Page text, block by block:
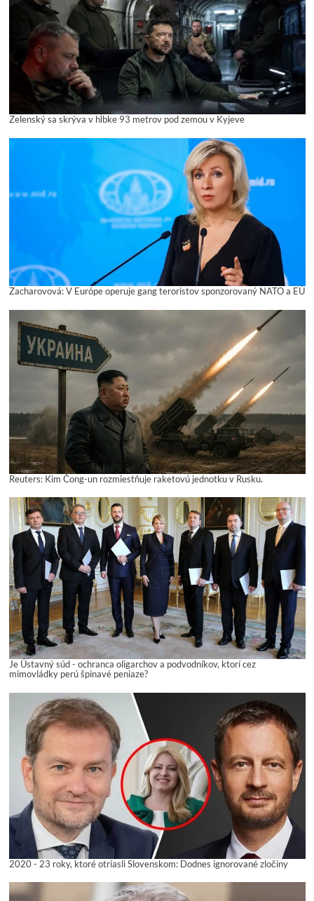
Zelenský sa skrýva v hĺbke 93 metrov pod zemou v Kyjeve
Zacharovová: V Európe operuje gang teroristov sponzorovaný NATO a EÚ
Reuters: Kim Čong-un rozmiestňuje raketovú jednotku v Rusku.
Je Ústavný súd - ochranca oligarchov a podvodníkov, ktorí cez
mimovládky perú špinavé peniaze?
2020 - 23 roky, ktoré otriasli Slovenskom: Dodnes ignorované zločiny